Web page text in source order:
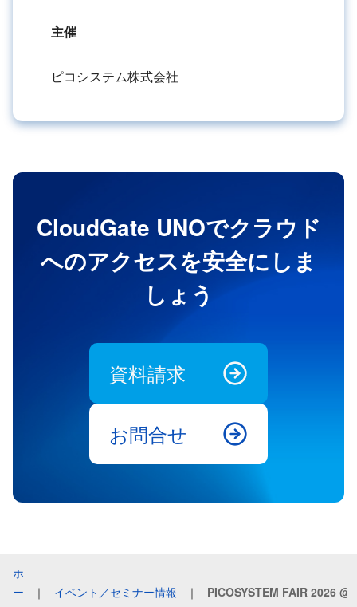
主催
ピコシステム株式会社
CloudGate UNOでクラウド
へのアクセスを安全にしま
しょう
資料請求
お問合せ
ホ
ー
｜ イベント／セミナー情報 ｜